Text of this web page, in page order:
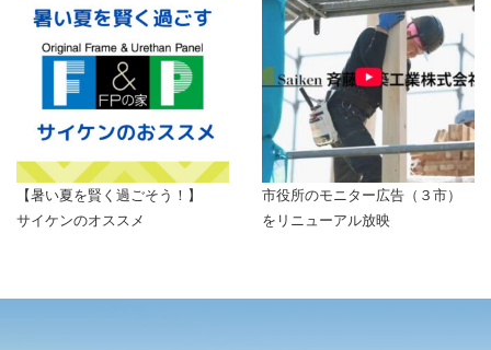
【暑い夏を賢く過ごそう！】
サイケンのオススメ
市役所のモニター広告（３市）
をリニューアル放映